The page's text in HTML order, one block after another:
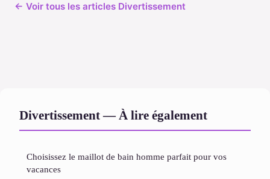
← Voir tous les articles Divertissement
Divertissement — À lire également
Choisissez le maillot de bain homme parfait pour vos
vacances